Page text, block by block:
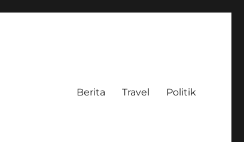
Berita Travel Politik